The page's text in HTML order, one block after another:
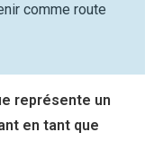
comme route
représente un
en tant que